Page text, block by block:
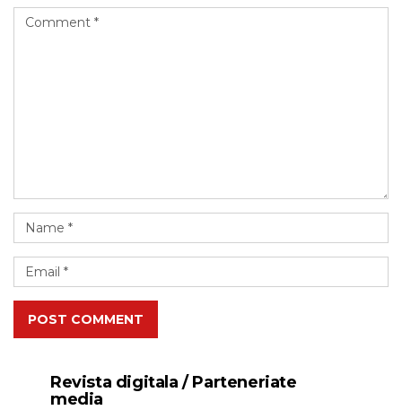
POST COMMENT
Revista digitala / Parteneriate
media